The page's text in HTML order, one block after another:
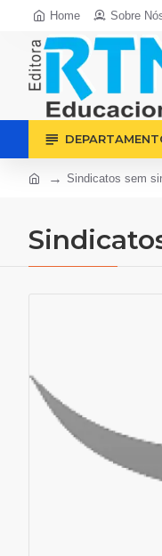
Home Sobre
Sindicatos sem